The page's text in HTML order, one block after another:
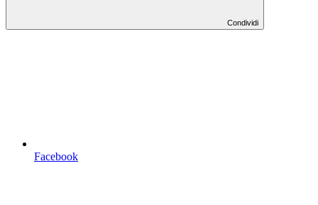
Condividi
Facebook